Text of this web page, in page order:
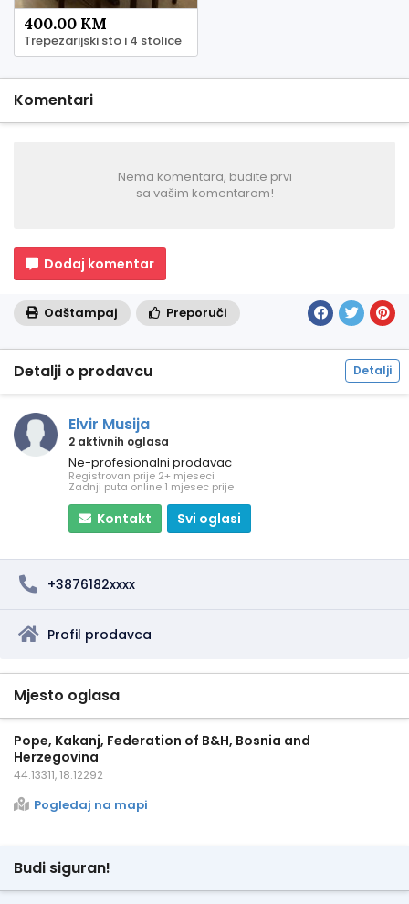
400.00 KM
Trepezarijski sto i 4 stolice
Komentari
Nema komentara, budite prvi
sa vašim komentarom!
Dodaj komentar
Odštampaj Preporuči
Detalji o prodavcu Detalji
Elvir Musija
2 aktivnih oglasa
Ne-profesionalni prodavac
Registrovan prije 2+ mjeseci
Zadnji puta online 1 mjesec prije
Kontakt Svi oglasi
+3876182xxxx
Profil prodavca
Mjesto oglasa
Pope, Kakanj, Federation of B&H, Bosnia and
Herzegovina
44.13311, 18.12292
Pogledaj na mapi
Budi siguran!